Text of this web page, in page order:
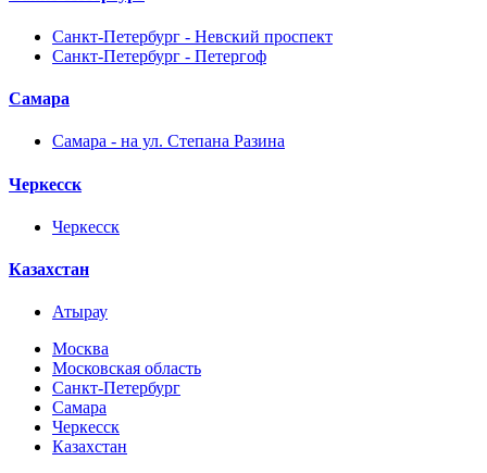
Санкт-Петербург - Невский проспект
Санкт-Петербург - Петергоф
Самара
Самара - на ул. Степана Разина
Черкесск
Черкесск
Казахстан
Атырау
Москва
Московская область
Санкт-Петербург
Самара
Черкесск
Казахстан